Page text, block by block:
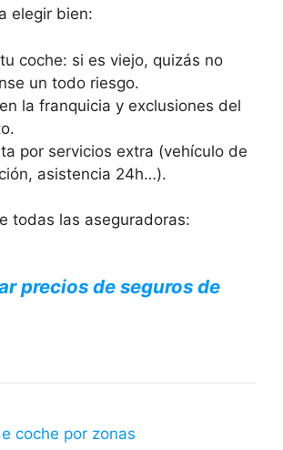
elegir bien:
coche: si es viejo, quizás no
un todo riesgo.
la franquicia y exclusiones del
por servicios extra (vehículo de
asistencia 24h…).
todas las aseguradoras:
precios de seguros de
coche por zonas